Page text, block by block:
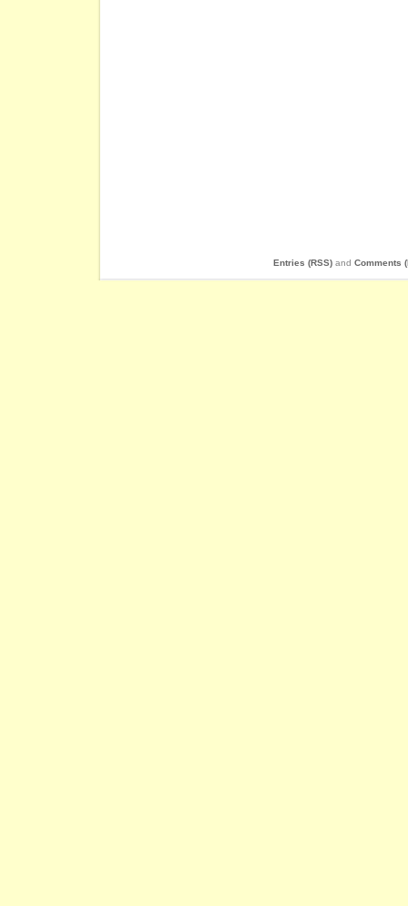
Entries (RSS) and Comments